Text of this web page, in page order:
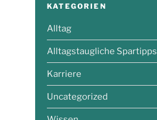
KATEGORIEN
Alltag
Alltagstaugliche Spartipps
Karriere
Uncategorized